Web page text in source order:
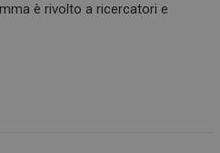
è rivolto a ricercatori e